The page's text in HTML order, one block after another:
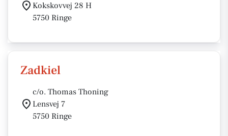
Kokskovvej 28 H
5750 Ringe
Zadkiel
c/o. Thomas Thoning
Lensvej 7
5750 Ringe